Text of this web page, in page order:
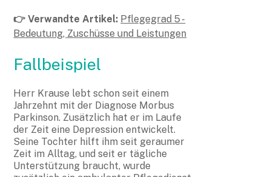
👉 Verwandte Artikel: Pflegegrad 5 -
Bedeutung, Zuschüsse und Leistungen
Fallbeispiel
Herr Krause lebt schon seit einem
Jahrzehnt mit der Diagnose Morbus
Parkinson. Zusätzlich hat er im Laufe
der Zeit eine Depression entwickelt.
Seine Tochter hilft ihm seit geraumer
Zeit im Alltag, und seit er tägliche
Unterstützung braucht, wurde